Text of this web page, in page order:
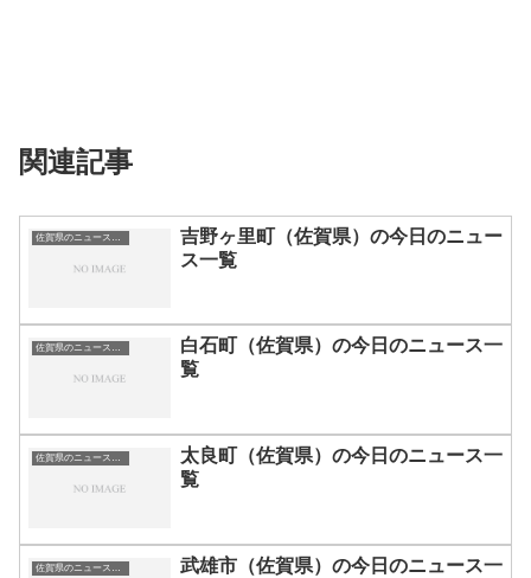
関連記事
佐賀県のニュース一覧
吉野ヶ里町（佐賀県）の今日のニュー
ス一覧
佐賀県のニュース一覧
白石町（佐賀県）の今日のニュース一
覧
佐賀県のニュース一覧
太良町（佐賀県）の今日のニュース一
覧
佐賀県のニュース一覧
武雄市（佐賀県）の今日のニュース一